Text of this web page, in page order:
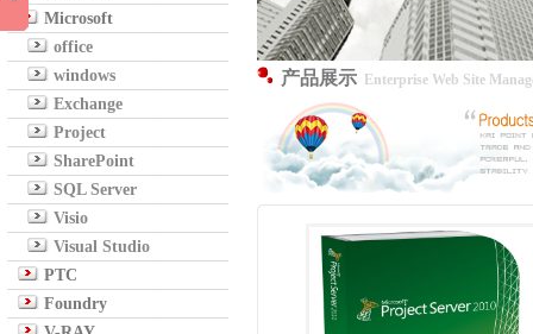
Microsoft
office
windows
Exchange
Project
SharePoint
SQL Server
Visio
Visual Studio
PTC
Foundry
产品展示 Enterprise Web Site